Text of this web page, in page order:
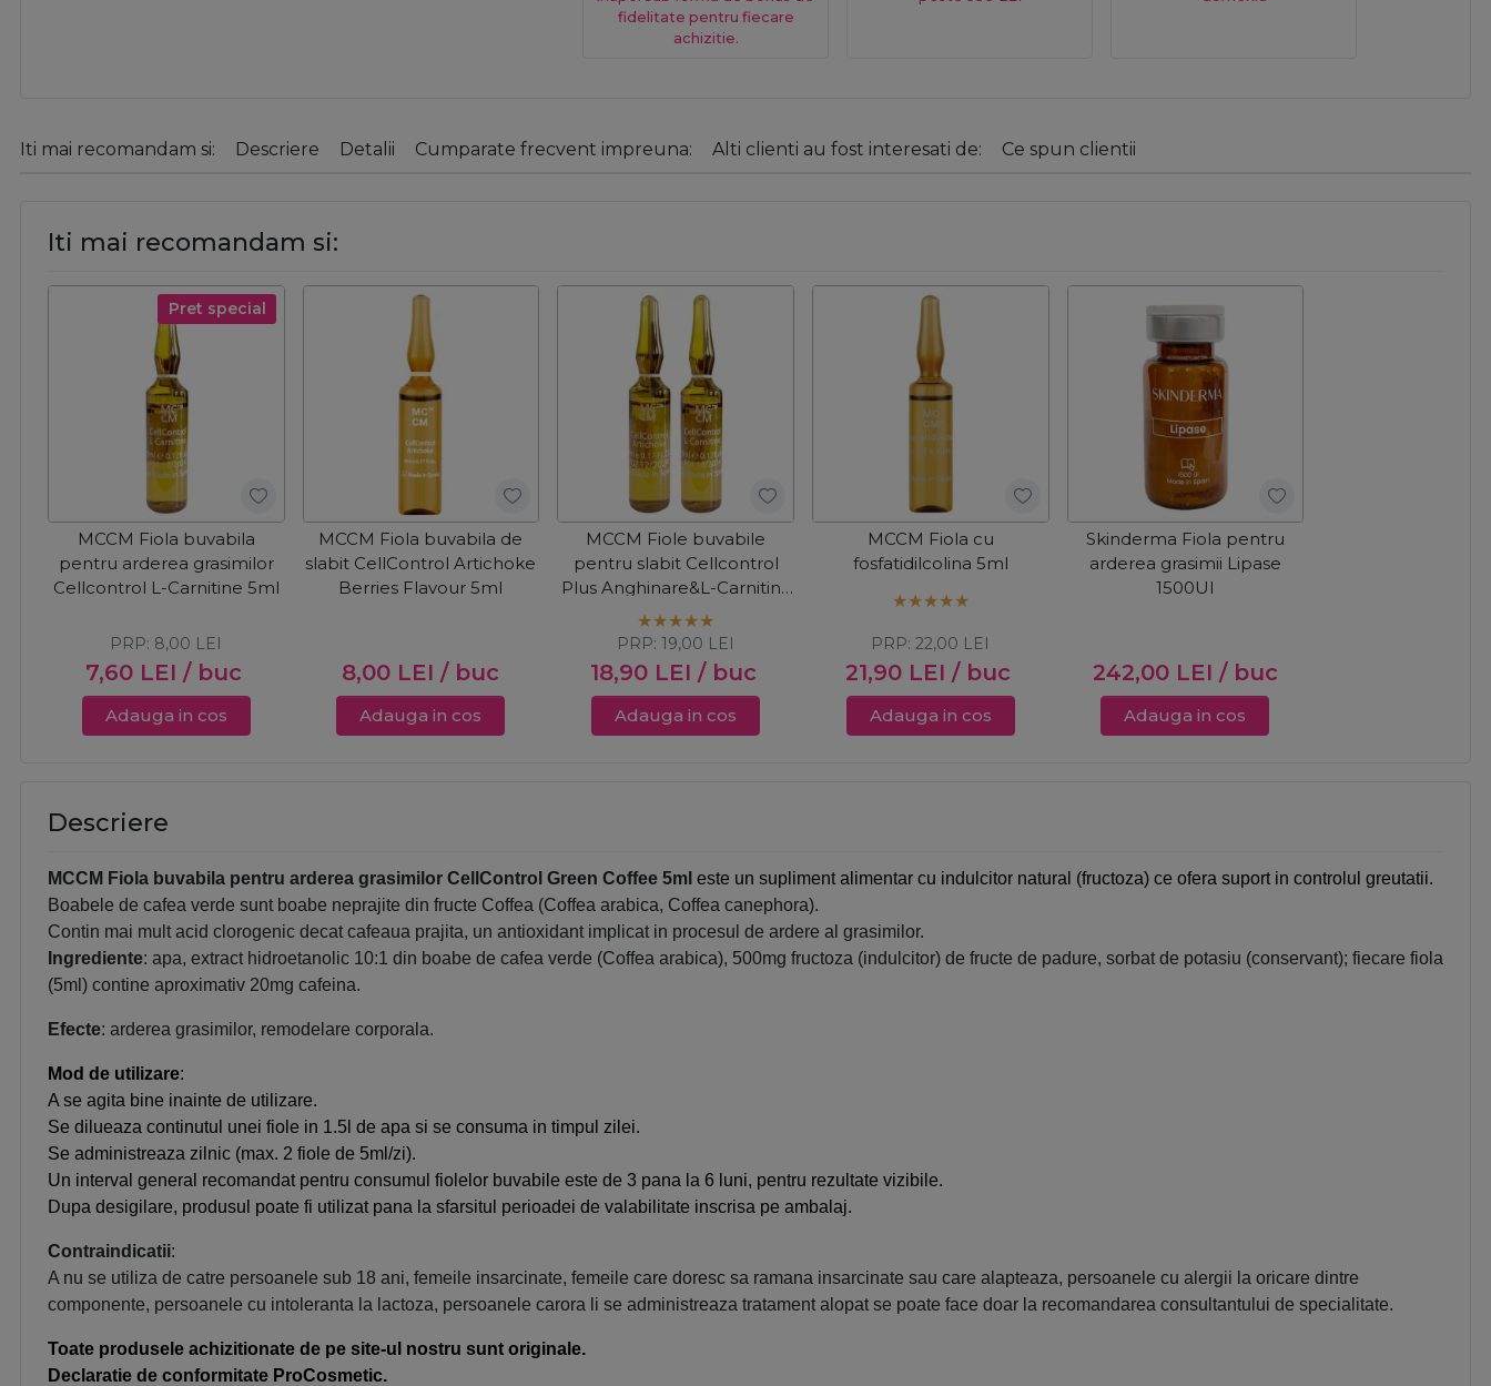
fidelitate pentru fiecare
achizitie.
Iti mai recomandam si: Descriere Detalii Cumparate frecvent impreuna: Alti clienti au fost interesati de: Ce spun clientii
Iti mai recomandam si:
Pret special
MCCM Fiola buvabila
pentru arderea grasimilor
Cellcontrol L-Carnitine 5ml
7,60 LEI / buc
PRP: 8,00 LEI
Adauga in cos
MCCM Fiola buvabila de
slabit CellControl Artichoke
Berries Flavour 5ml
8,00 LEI / buc
Adauga in cos
MCCM Fiole buvabile
pentru slabit Cellcontrol
Plus Anghinare&L-Carnitina
2x5ml
18,90 LEI / buc
PRP:19,00 LEI
Adauga in cos
MCCM Fiola cu
fosfatidilcolina 5ml
21,90 LEI / buc
PRP:22,00 LEI
Adauga in cos
Skinderma Fiola pentru
arderea grasimii Lipase
1500UI
242,00 LEI / buc
Adauga in cos
Descriere
MCCM Fiola buvabila pentru arderea grasimilor CellControl Green Coffee 5ml este un supliment alimentar cu indulcitor natural (fructoza) ce ofera suport in controlul greutatii.
Boabele de cafea verde sunt boabe neprajite din fructe Coffea (Coffea arabica, Coffea canephora).
Contin mai mult acid clorogenic decat cafeaua prajita, un antioxidant implicat in procesul de ardere al grasimilor.
Ingrediente: apa, extract hidroetanolic 10:1 din boabe de cafea verde (Coffea arabica), 500mg fructoza (indulcitor) de fructe de padure, sorbat de potasiu (conservant); fiecare fiola
(5ml) contine aproximativ 20mg cafeina.
Efecte: arderea grasimilor, remodelare corporala.
Mod de utilizare:
A se agita bine inainte de utilizare.
Se dilueaza continutul unei fiole in 1.5l de apa si se consuma in timpul zilei.
Se administreaza zilnic (max. 2 fiole de 5ml/zi).
Un interval general recomandat pentru consumul fiolelor buvabile este de 3 pana la 6 luni, pentru rezultate vizibile.
Dupa desigilare, produsul poate fi utilizat pana la sfarsitul perioadei de valabilitate inscrisa pe ambalaj.
Contraindicatii:
A nu se utiliza de catre persoanele sub 18 ani, femeile insarcinate, femeile care doresc sa ramana insarcinate sau care alapteaza, persoanele cu alergii la oricare dintre
componente, persoanele cu intoleranta la lactoza, persoanele carora li se administreaza tratament alopat se poate face doar la recomandarea consultantului de specialitate.
Toate produsele achizitionate de pe site-ul nostru sunt originale.
Declaratie de conformitate ProCosmetic.